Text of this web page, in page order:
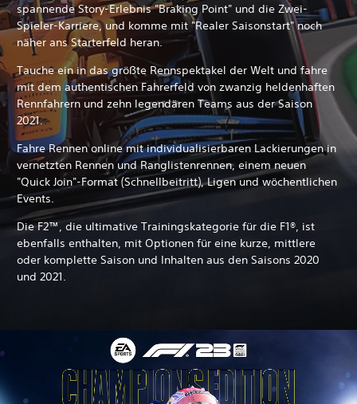
spannende Story-Erlebnis "Braking Point" und die Zwei-
Spieler-Karriere, und komme mit "Realer Saisonstart" noch
näher ans Starterfeld heran.
Tauche ein in das größte Rennspektakel der Welt und fahre
mit dem authentischen Fahrerfeld von zwanzig heldenhaften
Rennfahrern und zehn legendären Teams aus der Saison
2021.
Fahre Rennen online mit individualisierbaren Lackierungen in
vernetzten Rennen und Ranglistenrennen, einem neuen
"Quick Join"-Format (Schnellbeitritt), Ligen und wöchentlichen
Events.
Die F2™, die ultimative Trainingskategorie für die F1®, ist
ebenfalls enthalten, mit Optionen für eine kurze, mittlere
oder komplette Saison und Inhalten aus den Saisons 2020
und 2021.